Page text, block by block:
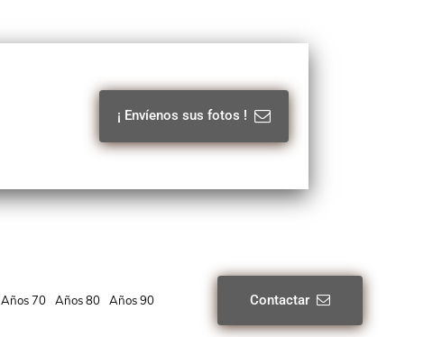
¡ Envíenos sus fotos !
Años 70 Años 80 Años 90 Contactar